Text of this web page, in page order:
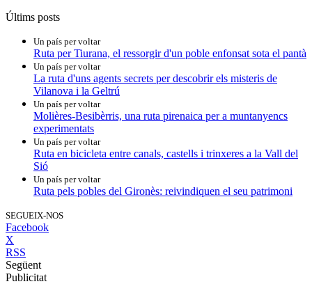
Últims posts
Un país per voltar
Ruta per Tiurana, el ressorgir d'un poble enfonsat sota el pantà
Un país per voltar
La ruta d'uns agents secrets per descobrir els misteris de
Vilanova i la Geltrú
Un país per voltar
Molières-Besibèrris, una ruta pirenaica per a muntanyencs
experimentats
Un país per voltar
Ruta en bicicleta entre canals, castells i trinxeres a la Vall del
Sió
Un país per voltar
Ruta pels pobles del Gironès: reivindiquen el seu patrimoni
SEGUEIX-NOS
Facebook
X
RSS
Següent
Publicitat